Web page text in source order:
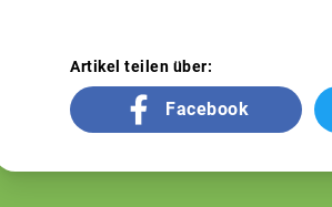
Artikel teilen über:
Facebook